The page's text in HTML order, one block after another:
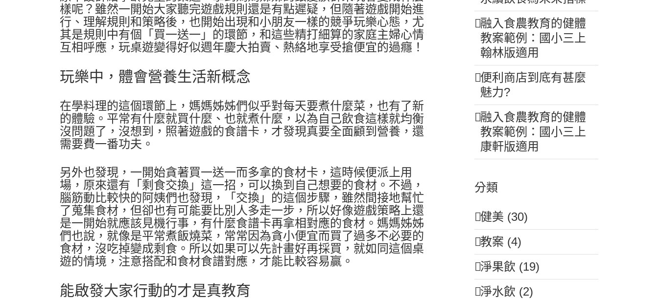
樣呢？雖然一開始大家聽完遊戲規則還是有點遲疑，但隨著遊戲開始進
行、理解規則和策略後，也開始出現和小朋友一樣的競爭玩樂心態，尤
其是規則中有個「買一送一」的環節，和這些精打細算的家庭主婦心情
互相呼應，玩桌遊變得好似週年慶大拍賣、熱絡地享受搶便宜的過癮！
玩樂中，體會營養生活新概念
在學料理的這個環節上，媽媽姊姊們似乎對每天要煮什麼菜，也有了新
的體驗。平常有什麼就買什麼、也就煮什麼，以為自己飲食這樣就均衡
沒問題了，沒想到，照著遊戲的食譜卡，才發現真要全面顧到營養，還
需要費一番功夫。
另外也發現，一開始貪著買一送一而多拿的食材卡，這時候便派上用
場，原來還有「剩食交換」這一招，可以換到自己想要的食材。不過，
腦筋動比較快的阿姨們也發現，「交換」的這個步驟，雖然間接地幫忙
了蒐集食材，但卻也有可能要比別人多走一步，所以好像遊戲策略上還
是一開始就應該見機行事，有什麼食譜卡再拿相對應的食材。媽媽姊姊
們也說，就像是平常煮飯燒菜，常常因為貪小便宜而買了過多不必要的
食材，沒吃掉變成剩食。所以如果可以先計畫好再採買，就如同這個桌
遊的情境，注意搭配和食材食譜對應，才能比較容易贏。
能啟發大家行動的才是真教育
融入食農教育的健體
教案範例：國小三上
翰林版適用
便利商店到底有甚麼
魅力?
融入食農教育的健體
教案範例：國小三上
康軒版適用
分類
健美 (30)
教案 (4)
淨果飲 (19)
淨水飲 (2)